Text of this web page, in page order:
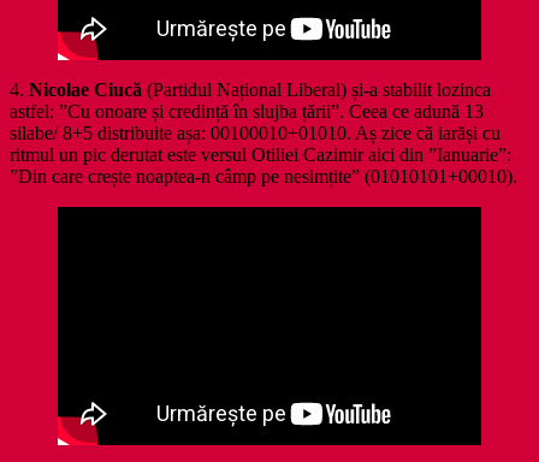
4. Nicolae Ciucă (Partidul Național Liberal) și-a stabilit lozinca
astfel: ”Cu onoare și credință în slujba țării”. Ceea ce adună 13
silabe/ 8+5 distribuite așa: 00100010+01010. Aș zice că iarăși cu
ritmul un pic derutat este versul Otiliei Cazimir aici din ”Ianuarie”:
”Din care crește noaptea-n câmp pe nesimțite” (01010101+00010).